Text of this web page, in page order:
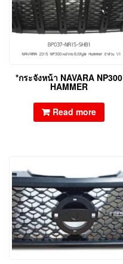
*กระจังหน้า NAVARA NP300
HAMMER
Read more